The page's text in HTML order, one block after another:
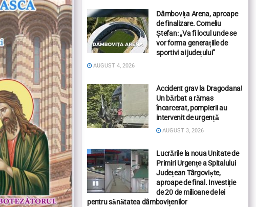
Dâmbovița Arena, aproape
de finalizare. Corneliu
Ștefan: „Va fi locul unde se
vor forma generațiile de
sportivi ai județului”
AUGUST 4, 2026
Accident grav la Dragodana!
Un bărbat a rămas
încarcerat, pompierii au
intervenit de urgență
AUGUST 3, 2026
Lucrările la noua Unitate de
Primiri Urgențe a Spitalului
Județean Târgoviște,
aproape de final. Investiție
de 20 de milioane de lei
pentru sănătatea dâmbovițenilor